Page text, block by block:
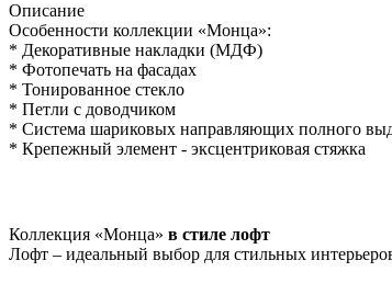
Описание
Особенности коллекции «Монца»:
* Декоративные накладки (МДФ)
* Фотопечать на фасадах
* Тонированное стекло
* Петли с доводчиком
* Система шариковых направляющих полного
* Крепежный элемент - эксцентриковая стяжка
Коллекция «Монца» в стиле лофт
Лофт – идеальный выбор для стильных